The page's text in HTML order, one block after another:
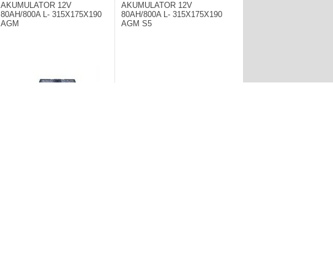
AKUMULATOR 12V
80AH/800A L- 315X175X190
AGM
AKUMULATOR 12V
80AH/800A L- 315X175X190
AGM S5